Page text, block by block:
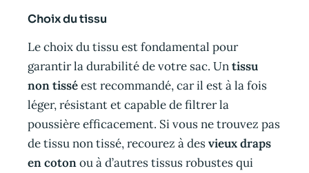
Choix du tissu
Le choix du tissu est fondamental pour
garantir la durabilité de votre sac. Untissu
non tisséest recommandé, car il est à la fois
léger, résistant et capable de filtrer la
poussière efficacement. Si vous ne trouvez pas
de tissu non tissé, recourez à desvieux draps
en cotonou à d’autres tissus robustes qui